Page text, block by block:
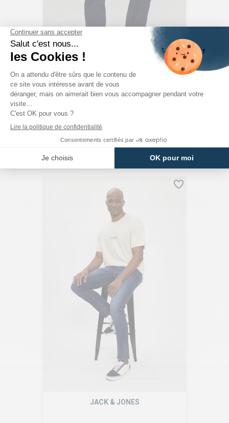
Jeans Clark Original Bleu Denim
JACK & JONES